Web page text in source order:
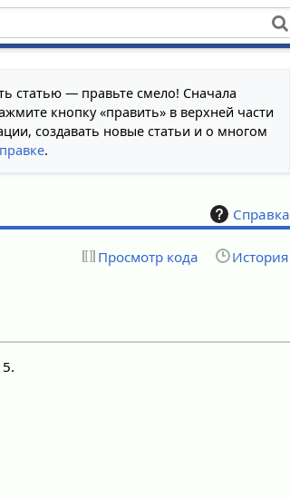
статью — правьте смело! Сначала
кнопку «править» в верхней части
создавать новые статьи и о многом
.
Справка
Просмотр кода История